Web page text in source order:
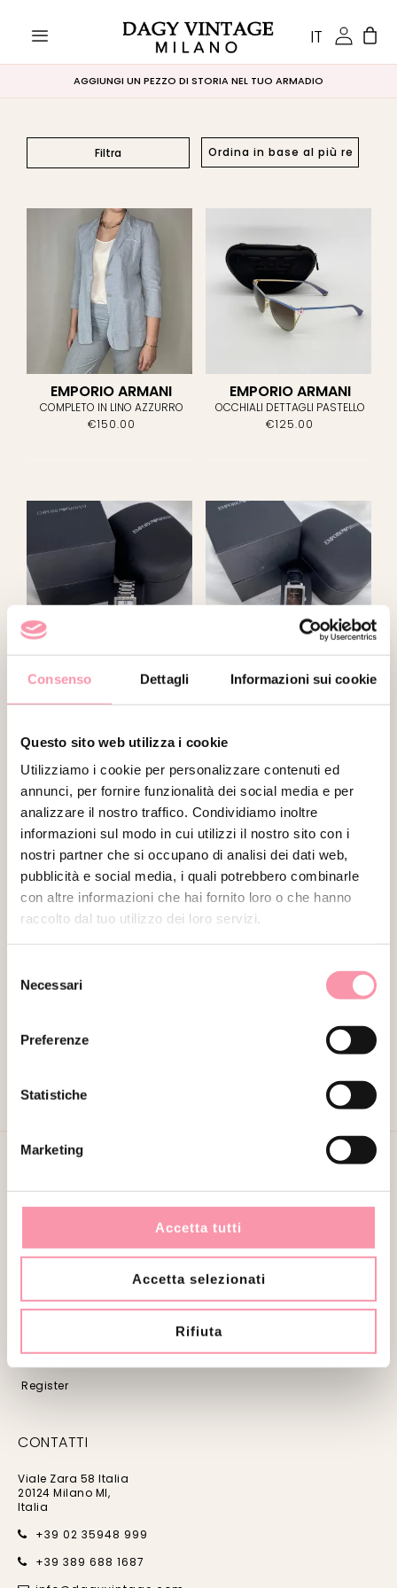
Consenso Dettagli Informazioni sui cookie
Questo sito web utilizza i cookie
Utilizziamo i cookie per personalizzare contenuti ed
annunci, per fornire funzionalità dei social media e per
analizzare il nostro traffico. Condividiamo inoltre
informazioni sul modo in cui utilizzi il nostro sito con i
nostri partner che si occupano di analisi dei dati web,
pubblicità e social media, i quali potrebbero combinarle
con altre informazioni che hai fornito loro o che hanno
raccolto dal tuo utilizzo dei loro servizi.
delNecessari
Preferenze
Statistiche
Marketing
Accetta tutti
Accetta selezionati
Rifiuta
AGGIUNGI UN PEZZO DI STORIA NEL TUO ARMADIO
Filtra
Filtra
2 5005 000 10 000
Categorie
prodotto
ARCHIVIO
DAGMARA(0)
BORSE A MENO DI
(0)
PEZZI UNICI
(0)
ABBIGLIAMENTO (2)
ACCESSORI
BIJOUX(2)
BORSE
PREZZO
SPECIALE (0)
EMPORIO ARMANI
COMPLETO IN LINO AZZURRO
€150.00
EMPORIO ARMANI
OCCHIALI DETTAGLI PASTELLO
€125.00
EMPORIO ARMANI
OROLOGIO CON QUADRANTE IN
EMPORIO ARMANI
EMPORIO ARMANI
ABOUT
CONTATTI
Condizioni generali di vendita
Metodi di spedizione e consegna
Register
CONTATTI
Viale Zara 58 Italia
20124 Milano MI,
Italia
+39 02 35948 999
+39 389 688 1687
IT